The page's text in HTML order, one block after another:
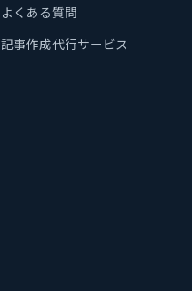
よくある質問
記事作成代行サービス